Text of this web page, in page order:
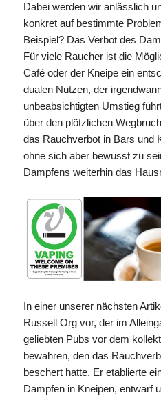
Dabei werden wir anlässlich
konkret auf bestimmte
Beispiel? Das Verbot des
Für viele Raucher ist die
Café oder der Kneipe ein
dualen Nutzen, der
unbeabsichtigten Umstieg
über den plötzlichen
das Rauchverbot in Bars und
ohne sich aber bewusst zu
Dampfens weiterhin das
In einer unserer nächsten
Russell Org vor, der im
geliebten Pubs vor dem
bewahren, den das
beschert hatte. Er etablierte
Dampfen in Kneipen, entwarf